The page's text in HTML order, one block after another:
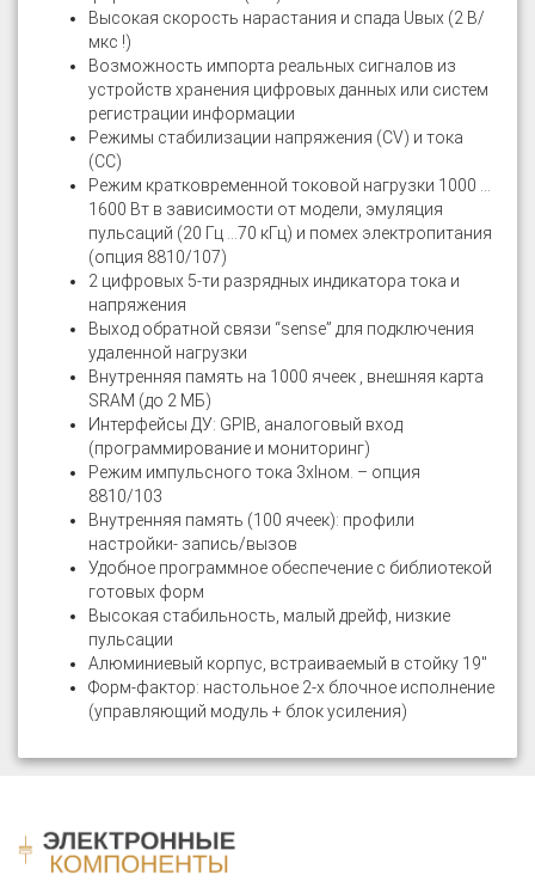
Высокая скорость нарастания и спада Uвых (2 В/
мкс !)
Возможность импорта реальных сигналов из
устройств хранения цифровых данных или систем
регистрации информации
Режимы стабилизации напряжения (CV) и тока
(СС)
Режим кратковременной токовой нагрузки 1000 …
1600 Вт в зависимости от модели, эмуляция
пульсаций (20 Гц …70 кГц) и помех электропитания
(опция 8810/107)
2 цифровых 5-ти разрядных индикатора тока и
напряжения
Выход обратной связи “sense” для подключения
удаленной нагрузки
Внутренняя память на 1000 ячеек , внешняя карта
SRAM (до 2 МБ)
Интерфейсы ДУ: GPIB, аналоговый вход
(программирование и мониторинг)
Режим импульсного тока 3хIном. – опция
8810/103
Внутренняя память (100 ячеек): профили
настройки- запись/вызов
Удобное программное обеспечение с библиотекой
готовых форм
Высокая стабильность, малый дрейф, низкие
пульсации
Алюминиевый корпус, встраиваемый в стойку 19"
Форм-фактор: настольное 2-х блочное исполнение
(управляющий модуль + блок усиления)